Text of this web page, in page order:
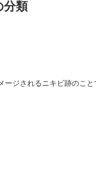
分類
ージされるニキビ跡のこと